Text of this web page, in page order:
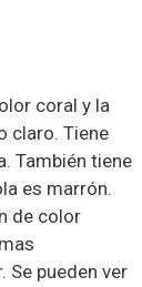
coral y la
claro. Tiene
También tiene
es marrón.
de color
Se pueden ver